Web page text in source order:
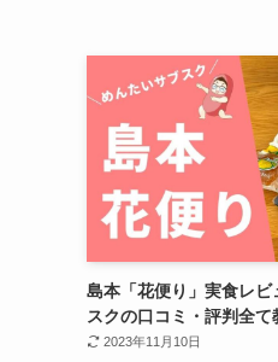
島本「花便り」実食レ
スクの口コミ・評判全て
2023年11月10日